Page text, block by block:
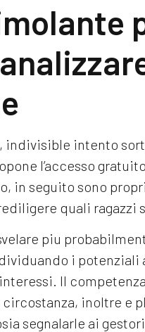
indivisible intento
l’accesso
in seguito sono
quali ragazzi
piu
i potenziali
Il
inoltre e
segnalarle ai